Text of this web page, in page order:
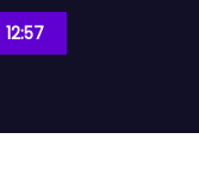
12:57